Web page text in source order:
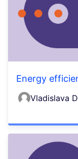
Energy
Vladislava